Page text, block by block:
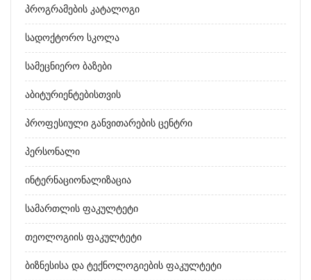
Პროგრამების Კატალოგი
Სადოქტორო Სკოლა
Სამეცნიერო Ბაზები
Აბიტურიენტებისთვის
Პროფესიული Განვითარების Ცენტრი
Პერსონალი
Ინტერნაციონალიზაცია
Სამართლის Ფაკულტეტი
Თეოლოგიის Ფაკულტეტი
Ბიზნესისა Და Ტექნოლოგიების Ფაკულტეტი